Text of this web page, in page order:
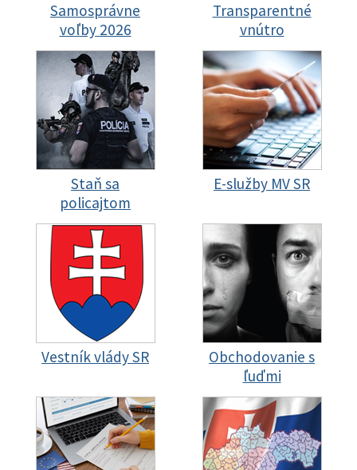
Samosprávne
voľby 2026
Transparentné
vnútro
Staň sa
policajtom
E-služby MV SR
Vestník vlády SR
Obchodovanie s
ľuďmi